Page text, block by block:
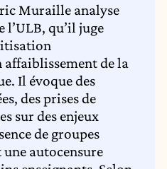
Muraille analyse
l’ULB, qu’il juge
de la
Il évoque des
des prises de
sur des enjeux
de groupes
autocensure